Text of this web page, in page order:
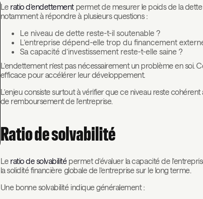
Le ratio d’endettement permet de mesurer le poids de la
notamment à répondre à plusieurs questions :
Le niveau de dette reste-t-il soutenable ?
L’entreprise dépend-elle trop du financement
Sa capacité d’investissement reste-t-elle saine ?
L’endettement n’est pas nécessairement un problème en soi.
efficace pour accélérer leur développement.
L’enjeu consiste surtout à vérifier que ce niveau reste
de remboursement de l’entreprise.
Ratio de solvabilité
Le ratio de solvabilitépermet d’évaluer la capacité de
la solidité financière globale de l’entreprise sur le long terme.
Une bonne solvabilité indique généralement :